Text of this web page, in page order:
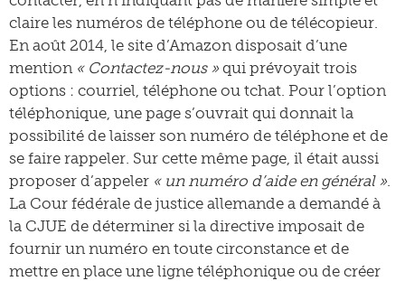
claire les numéros de téléphone ou de télécopieur.
En août 2014, le site d’Amazon disposait d’une
mention « Contactez-nous » qui prévoyait trois
options : courriel, téléphone ou tchat. Pour l’option
téléphonique, une page s’ouvrait qui donnait la
possibilité de laisser son numéro de téléphone et de
se faire rappeler. Sur cette même page, il était aussi
proposer d’appeler « un numéro d’aide en général ».
La Cour fédérale de justice allemande a demandé à
la CJUE de déterminer si la directive imposait de
fournir un numéro en toute circonstance et de
mettre en place une ligne téléphonique ou de créer